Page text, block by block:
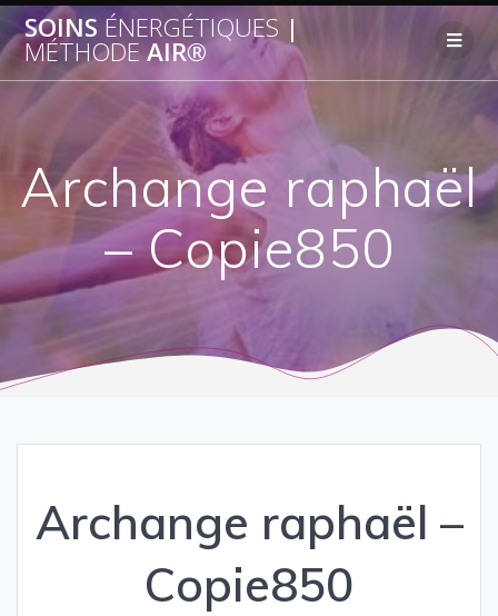
SOINS ÉNERGÉTIQUES |
MÉTHODEAIR®
Archange raphaël
– Copie850
Archange raphaël –
Copie850